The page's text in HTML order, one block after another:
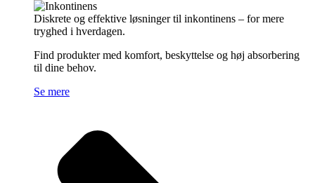
Diskrete og effektive løsninger til inkontinens – for mere
tryghed i hverdagen.
Find produkter med komfort, beskyttelse og høj absorbering
til dine behov.
Se mere